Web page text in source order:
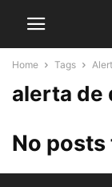
Home Tags
alerta de
No